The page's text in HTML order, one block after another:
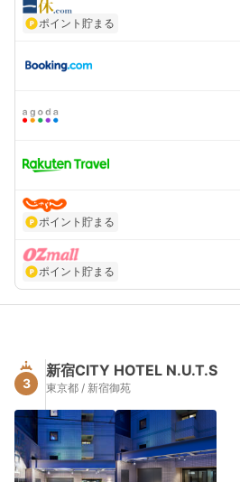
ポイント貯まる
ポイント貯まる
ポイント貯まる
3
新宿CITY HOTEL N.U.T.S
東京都 / 新宿御苑